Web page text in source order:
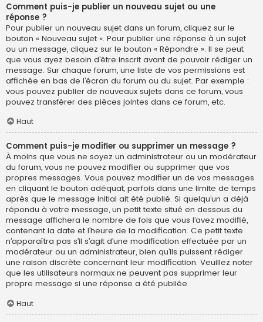
Comment puis-je publier un nouveau sujet ou une
réponse ?
Pour publier un nouveau sujet dans un forum, cliquez sur le
bouton « Nouveau sujet ». Pour publier une réponse à un sujet
ou un message, cliquez sur le bouton « Répondre ». Il se peut
que vous ayez besoin d’être inscrit avant de pouvoir rédiger un
message. Sur chaque forum, une liste de vos permissions est
affichée en bas de l’écran du forum ou du sujet. Par exemple :
vous pouvez publier de nouveaux sujets dans ce forum, vous
pouvez transférer des pièces jointes dans ce forum, etc.
Haut
Comment puis-je modifier ou supprimer un message ?
À moins que vous ne soyez un administrateur ou un modérateur
du forum, vous ne pouvez modifier ou supprimer que vos
propres messages. Vous pouvez modifier un de vos messages
en cliquant le bouton adéquat, parfois dans une limite de temps
après que le message initial ait été publié. Si quelqu’un a déjà
répondu à votre message, un petit texte situé en dessous du
message affichera le nombre de fois que vous l’avez modifié,
contenant la date et l’heure de la modification. Ce petit texte
n’apparaîtra pas s’il s’agit d’une modification effectuée par un
modérateur ou un administrateur, bien qu’ils puissent rédiger
une raison discrète concernant leur modification. Veuillez noter
que les utilisateurs normaux ne peuvent pas supprimer leur
propre message si une réponse a été publiée.
Haut